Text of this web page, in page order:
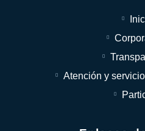
Atención y